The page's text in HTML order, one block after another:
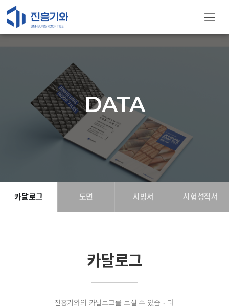
DATA
카달로그 도면 시방서 시험성적서
카달로그
진흥기와의 카달로그를 보실 수 있습니다.